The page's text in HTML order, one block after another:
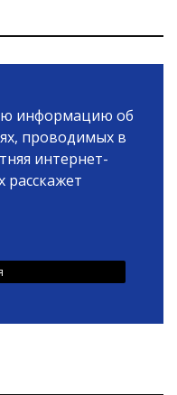
информацию об
проводимых в
интернет-
расскажет